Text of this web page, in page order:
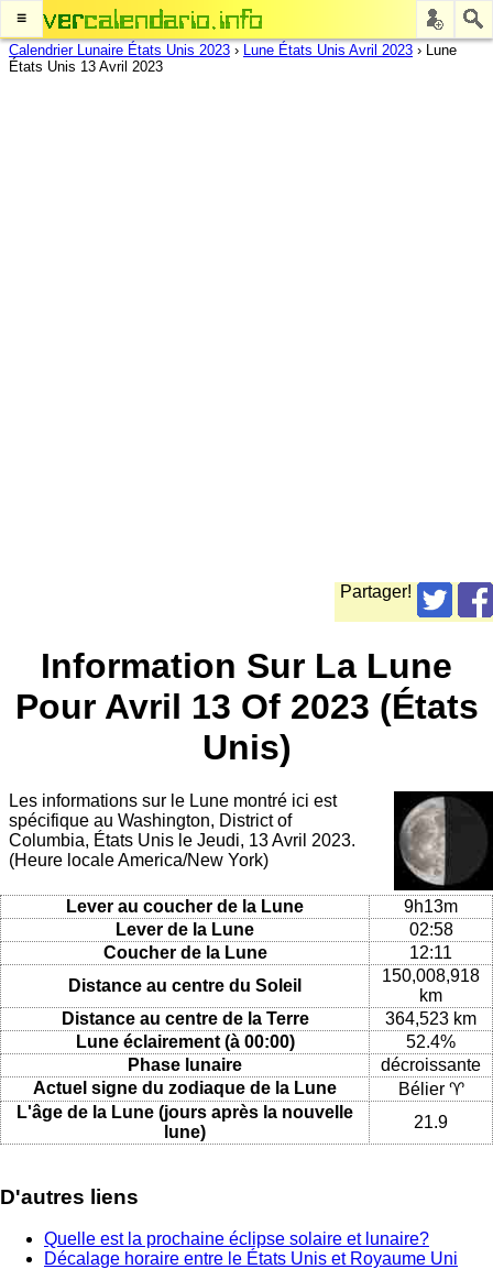
≡
Calendrier Lunaire États Unis 2023 › Lune États Unis Avril 2023 › Lune
États Unis 13 Avril 2023
Partager!
Information Sur La Lune
Pour Avril 13 Of 2023 (États
Unis)
Les informations sur le Lune montré ici est
spécifique au Washington, District of
Columbia, États Unis le Jeudi, 13 Avril 2023.
(Heure locale America/New York)
Lever au coucher de la Lune
9h13m
Lever de la Lune
02:58
Coucher de la Lune
12:11
Distance au centre du Soleil
150,008,918
km
Distance au centre de la Terre
364,523 km
Lune éclairement (à 00:00)
52.4%
Phase lunaire
décroissante
Actuel signe du zodiaque de la Lune
Bélier ♈
L'âge de la Lune (jours après la nouvelle
lune)
21.9
D'autres liens
Quelle est la prochaine éclipse solaire et lunaire?
Décalage horaire entre le États Unis et Royaume Uni